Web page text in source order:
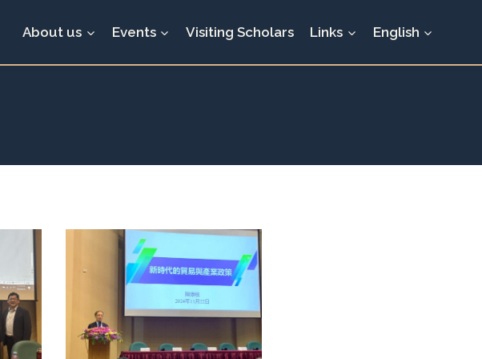
About us Events Visiting Scholars Links English